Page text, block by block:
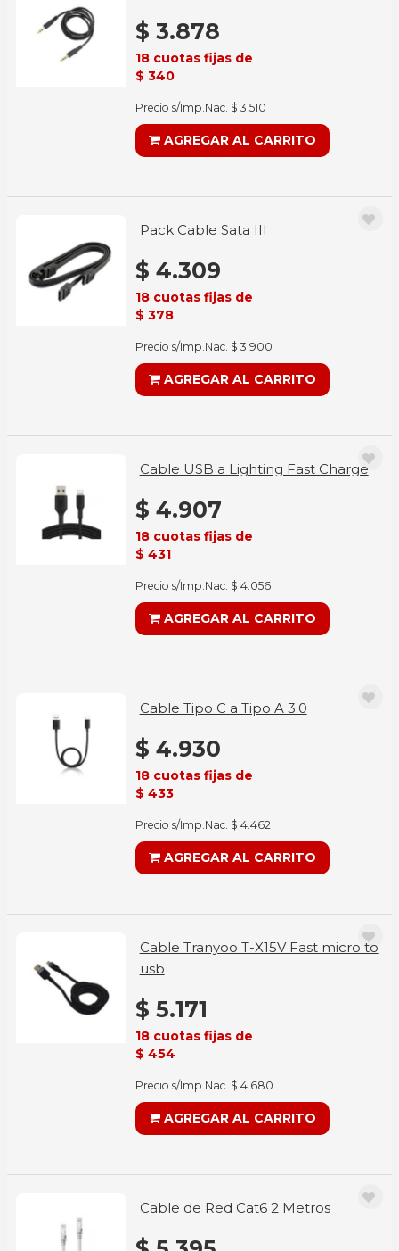
$ 3.878
18 cuotas fijas de
$ 340
Precio s/Imp.Nac. $ 3.510
AGREGAR AL CARRITO
Pack Cable Sata III
$ 4.309
18 cuotas fijas de
$ 378
Precio s/Imp.Nac. $ 3.900
AGREGAR AL CARRITO
Cable USB a Lighting Fast Charge
$ 4.907
18 cuotas fijas de
$ 431
Precio s/Imp.Nac. $ 4.056
AGREGAR AL CARRITO
Cable Tipo C a Tipo A 3.0
$ 4.930
18 cuotas fijas de
$ 433
Precio s/Imp.Nac. $ 4.462
AGREGAR AL CARRITO
Cable Tranyoo T-X15V Fast micro to
usb
$ 5.171
18 cuotas fijas de
$ 454
Precio s/Imp.Nac. $ 4.680
AGREGAR AL CARRITO
Cable de Red Cat6 2 Metros